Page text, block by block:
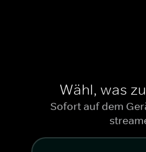
Wähl, was
Sofort auf dem